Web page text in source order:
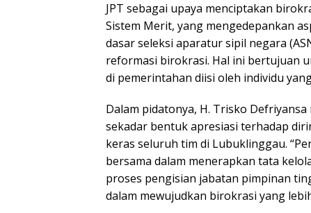
JPT sebagai upaya menciptakan
Sistem Merit, yang mengedepankan
dasar seleksi aparatur sipil negara
reformasi birokrasi. Hal ini bertujuan
di pemerintahan diisi oleh individu
Dalam pidatonya, H. Trisko
sekadar bentuk apresiasi terhadap
keras seluruh tim di Lubuklinggau.
bersama dalam menerapkan tata
proses pengisian jabatan pimpinan
dalam mewujudkan birokrasi yang